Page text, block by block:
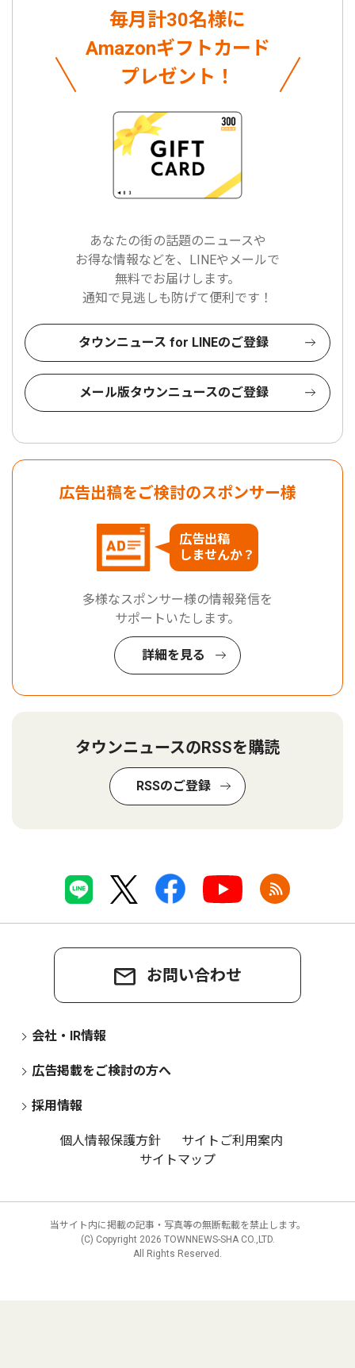
毎月計30名様に
Amazonギフトカード
プレゼント！
あなたの街の話題のニュースや
お得な情報などを、LINEやメールで
無料でお届けします。
通知で見逃しも防げて便利です！
タウンニュース for LINEのご登録
メール版タウンニュースのご登録
広告出稿をご検討のスポンサー様
広告出稿
しませんか？
多様なスポンサー様の情報発信を
サポートいたします。
詳細を見る
タウンニュースのRSSを購読
RSSのご登録
お問い合わせ
会社・IR情報
広告掲載をご検討の方へ
採用情報
個人情報保護方針
サイトご利用案内
サイトマップ
当サイト内に掲載の記事・写真等の無断転載を禁止します。
(C) Copyright 2026 TOWNNEWS-SHA CO.,LTD.
All Rights Reserved.